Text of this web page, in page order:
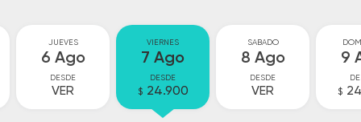
JUEVES
6 Ago
DESDE
VER
VIERNES
7 Ago
DESDE
$ 24.900
SABADO
8 Ago
DESDE
VER
9
$